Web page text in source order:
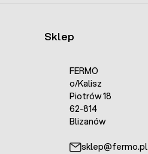
Sklep
FERMO
o/Kalisz
Piotrów 18
62-814
Blizanów
sklep@fermo.pl